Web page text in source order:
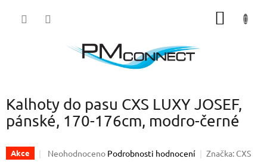
Kalhoty do pasu CXS LUXY JOSEF,
pánské, 170-176cm, modro-černé
Akce
Průměrné
Neohodnoceno Podrobnosti hodnocení Značka: CXS